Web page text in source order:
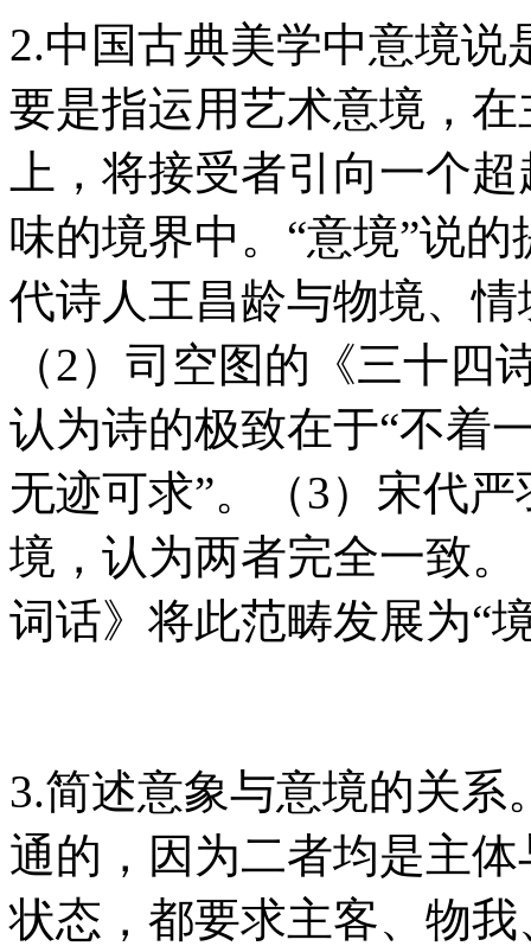
2.中国古典美学中意境
要是指运用艺术意境，
上，将接受者引向一个
味的境界中。“意境”说
代诗人王昌龄与物境、
（2）司空图的《三十
认为诗的极致在于“不着
无迹可求”。（3）宋代
境，认为两者完全一致
词话》将此范畴发展为“
3.简述意象与意境的关
通的，因为二者均是主
状态，都要求主客、物